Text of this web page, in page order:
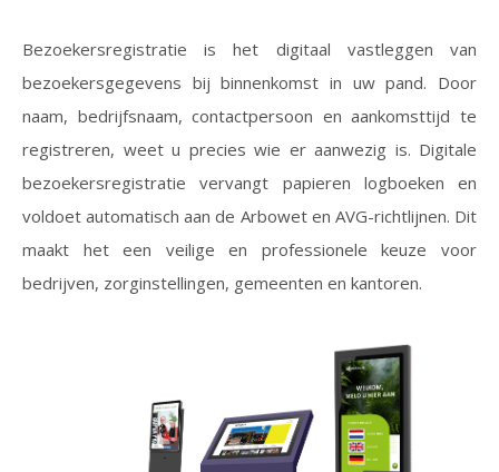
Bezoekersregistratie is het digitaal vastleggen van
bezoekersgegevens bij binnenkomst in uw pand. Door
naam, bedrijfsnaam, contactpersoon en aankomsttijd te
registreren, weet u precies wie er aanwezig is. Digitale
bezoekersregistratie vervangt papieren logboeken en
voldoet automatisch aan de Arbowet en AVG-richtlijnen. Dit
maakt het een veilige en professionele keuze voor
bedrijven, zorginstellingen, gemeenten en kantoren.